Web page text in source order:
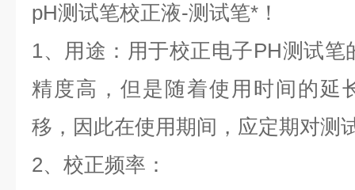
pH测试笔校正液-测试笔*！
1、用途：用于校正电子PH测试笔
精度高，但是随着使用时间的延
移，因此在使用期间，应定期对测
2、校正频率：